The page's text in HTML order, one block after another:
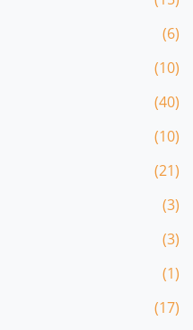
(6)
(10)
(40)
(10)
(21)
(3)
(3)
(1)
(17)